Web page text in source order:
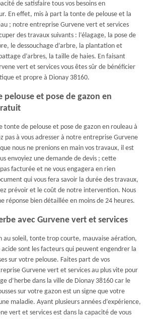
de satisfaire tous vos besoins en
En effet, mis à part la tonte de pelouse et la
; notre entreprise Gurvene vert et services
des travaux suivants : l’élagage, la pose de
le dessouchage d’arbre, la plantation et
d’arbres, la taille de haies. En faisant
vert et services vous êtes sûr de bénéficier
et propre à Dionay 38160.
pelouse et pose de gazon en
tonte de pelouse et pose de gazon en rouleau à
pas à vous adresser à notre entreprise Gurvene
nous ne prenions en main vos travaux, il est
envoyiez une demande de devis ; cette
facturée et ne vous engagera en rien
qui vous fera savoir la durée des travaux,
prévoir et le coût de notre intervention. Nous
réponse bien détaillée en moins de 24 heures.
avec Gurvene vert et services
au soleil, tonte trop courte, mauvaise aération,
sont les facteurs qui peuvent engendrer la
sur votre pelouse. Faites part de vos
Gurvene vert et services au plus vite pour
d’herbe dans la ville de Dionay 38160 car le
sur votre gazon est un signe que votre
maladie. Ayant plusieurs années d’expérience,
vert et services est dans la capacité de vous